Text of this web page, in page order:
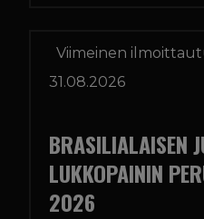
Viimeinen
31.08.2026
BRASILIALAISEN
LUKKOPAININ
2026